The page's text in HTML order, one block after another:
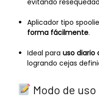
evitando
Aplicador tipo
forma fácilmente.
Ideal para uso diario
logrando cejas
Modo de uso